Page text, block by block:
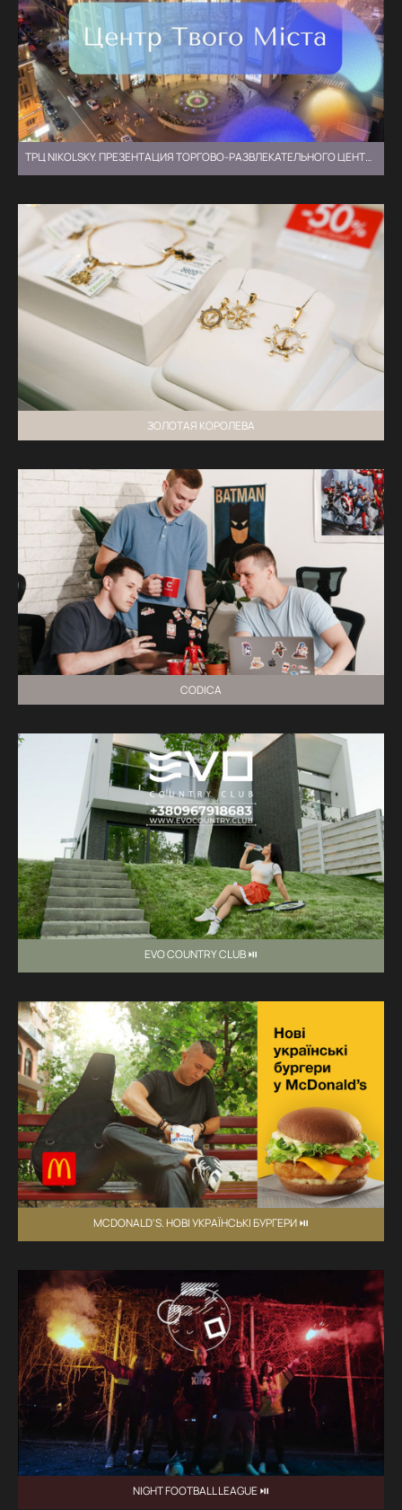
ТРЦ NIKOLSKY. ПРЕЗЕНТАЦИЯ ТОРГОВО-РАЗВЛЕКАТЕЛЬНОГО ЦЕНТРА ⏯
ЗОЛОТАЯ КОРОЛЕВА
CODICA
EVO COUNTRY CLUB ⏯
MCDONALD'S. НОВІ УКРАЇНСЬКІ БУРГЕРИ ⏯
NIGHT FOOTBALL LEAGUE ⏯